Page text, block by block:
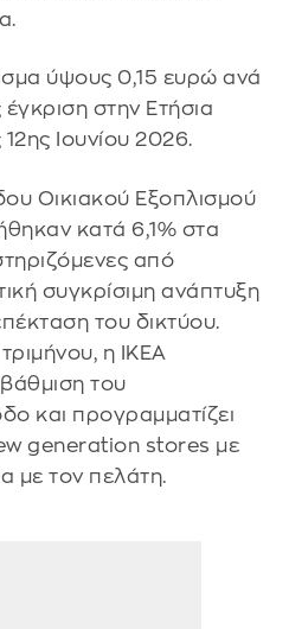
ύψους 0,15 ευρώ ανά
στην Ετήσια
Ιουνίου 2026.
Οικιακού Εξοπλισμού
κατά 6,1% στα
από
συγκρίσιμη ανάπτυξη
του δικτύου.
η IKEA
του
και προγραμματίζει
generation stores με
με τον πελάτη.